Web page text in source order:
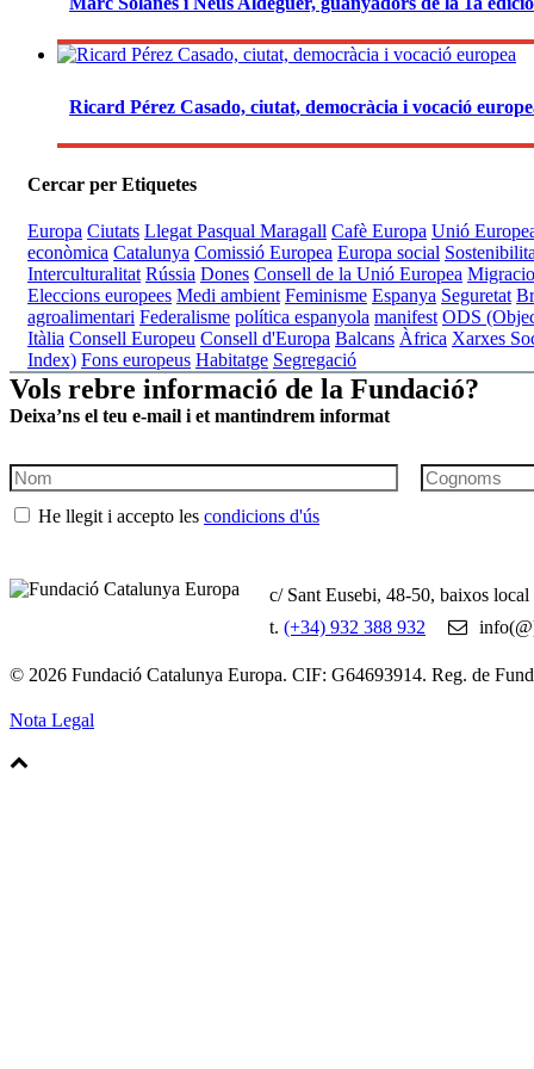
Ricard Pérez Casado, ciutat, democràcia i vocació
Cercar per Etiquetes
Europa Ciutats Llegat Pasqual Maragall Cafè Europa Unió
econòmica Catalunya Comissió Europea Europa social
Interculturalitat Rússia Dones Consell de la Unió Europea
Eleccions europees Medi ambient Feminisme Espanya Seguretat
agroalimentari Federalisme política espanyola manifest ODS
Itàlia Consell Europeu Consell d'Europa Balcans Àfrica Xarxes
Index) Fons europeus Habitatge Segregació
Vols rebre informació de la Fundació?
Deixa’ns el teu e-mail i et mantindrem informat
He llegit i accepto les condicions d'ús
c/ Sant Eusebi, 48-50, baixos
t. (+34) 932 388 932
© 2026 Fundació Catalunya Europa. CIF: G64693914. Reg. de
Nota Legal